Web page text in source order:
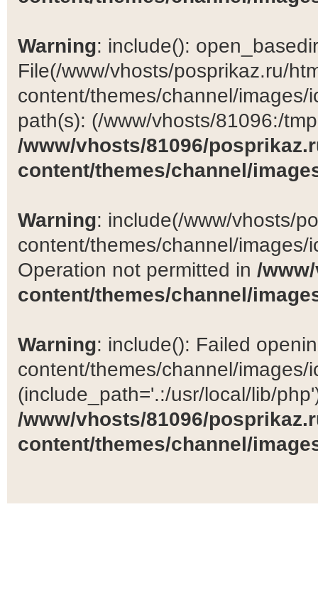
Warning: include():
File(/www/vhosts/posprikaz.ru/
content/themes/channel/
path(s): (/www/vhosts/81096:/
/www/vhosts/81096/
content/themes/channel/
Warning: include(/www/vhosts/
content/themes/channel/
Operation not permitted in /
content/themes/channel/
Warning: include(): Failed
content/themes/channel/images/
(include_path='.:/usr/local/lib/
/www/vhosts/81096/
content/themes/channel/